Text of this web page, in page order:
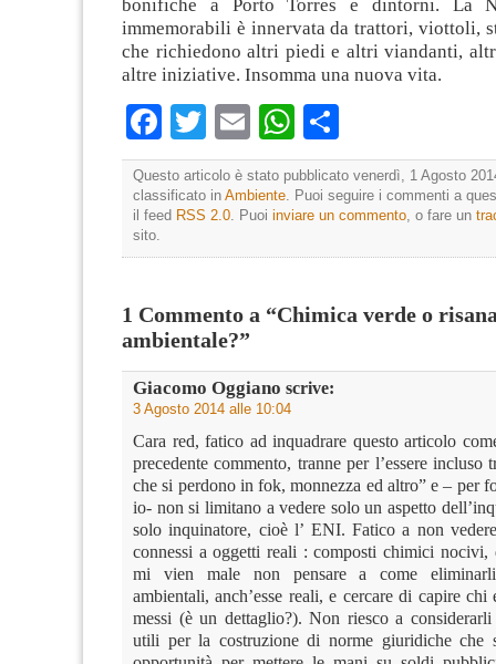
bonifiche a Porto Torres e dintorni. La
immemorabili è innervata da trattori, viottoli,
che richiedono altri piedi e altri viandanti,
altre iniziative. Insomma una nuova vita.
Facebook
TwitterEmailWhatsApp
Questo articolo è stato pubblicato venerdì, 1 Agosto
classificato in Ambiente. Puoi seguire i commenti a
il feed RSS 2.0. Puoi inviare un commento, o fare un
sito.
1 Commento a “Chimica verde o
ambientale?”
Giacomo Oggiano scrive:
3 Agosto 2014 alle 10:04
Cara red, fatico ad inquadrare questo articolo
precedente commento, tranne per l’essere incluso
che si perdono in fok, monnezza ed altro” e – per
io- non si limitano a vedere solo un aspetto
solo inquinatore, cioè l’ ENI. Fatico a non
connessi a oggetti reali : composti chimici nocivi,
mi vien male non pensare a come
ambientali, anch’esse reali, e cercare di capire
messi (è un dettaglio?). Non riesco a
utili per la costruzione di norme giuridiche che